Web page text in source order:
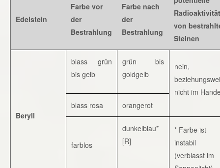
Edelstein
Farbe vor
der
Bestrahlung
Farbe nach
der
Bestrahlung
Radioaktivität
von
Steinen
Beryll
blass grün
bis gelb
grün bis
goldgelb
nein,
nicht im
blass rosa
orangerot
farblos
dunkelblau*
[R]
* Farbe ist
instabil
(verblasst im